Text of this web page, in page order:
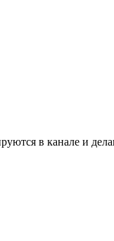
в канале и